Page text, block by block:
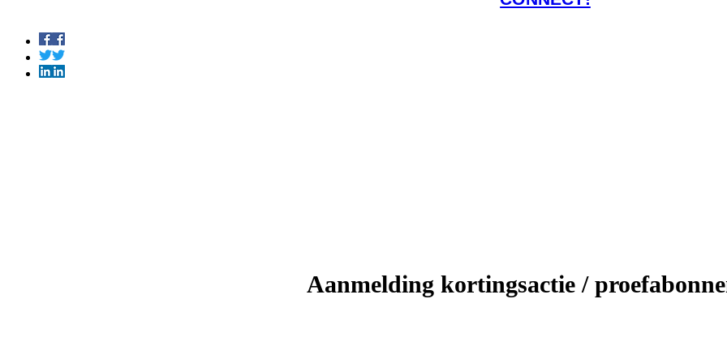
Aanmelding kortingsactie /